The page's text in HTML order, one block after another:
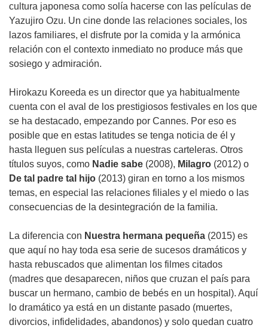
cultura japonesa como solía hacerse con las películas de
Yazujiro Ozu. Un cine donde las relaciones sociales, los
lazos familiares, el disfrute por la comida y la armónica
relación con el contexto inmediato no produce más que
sosiego y admiración.
Hirokazu Koreeda es un director que ya habitualmente
cuenta con el aval de los prestigiosos festivales en los que
se ha destacado, empezando por Cannes. Por eso es
posible que en estas latitudes se tenga noticia de él y
hasta lleguen sus películas a nuestras carteleras. Otros
títulos suyos, como Nadie sabe (2008), Milagro (2012) o
De tal padre tal hijo (2013) giran en torno a los mismos
temas, en especial las relaciones filiales y el miedo o las
consecuencias de la desintegración de la familia.
La diferencia con Nuestra hermana pequeña (2015) es
que aquí no hay toda esa serie de sucesos dramáticos y
hasta rebuscados que alimentan los filmes citados
(madres que desaparecen, niños que cruzan el país para
buscar un hermano, cambio de bebés en un hospital). Aquí
lo dramático ya está en un distante pasado (muertes,
divorcios, infidelidades, abandonos) y solo quedan cuatro